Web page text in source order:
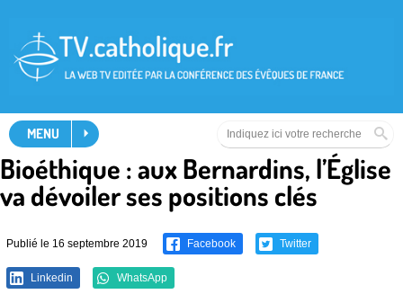
MENU
Bioéthique : aux Bernardins, l’Église
va dévoiler ses positions clés
Publié le 16 septembre 2019 Facebook Twitter
Linkedin WhatsApp